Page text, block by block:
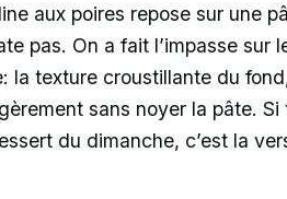
aux poires repose sur une
pas. On a fait l’impasse sur
la texture croustillante du
sans noyer la pâte.
du dimanche, c’est la